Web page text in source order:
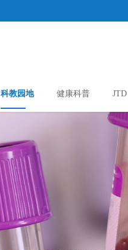
科教园地 健康科普 JTD